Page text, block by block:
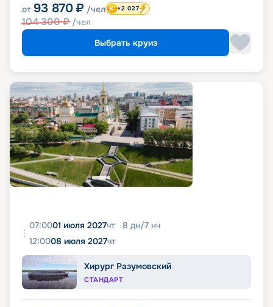
от 93 870 ₽ /чел
104 300₽ /чел
+2 027
Выбрать круиз
07:0001 июля 2027чт 8 дн/7 нч
12:0008 июля 2027чт
Хирург Разумовский
СТАНДАРТ